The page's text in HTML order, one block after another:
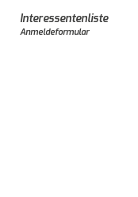
Interessentenliste
Anmeldeformular